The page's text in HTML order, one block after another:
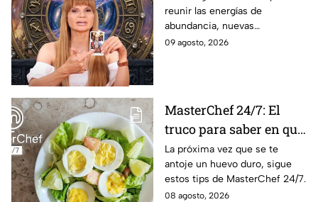
el dinero y el amor a
partir de hoy 9 de
agosto: los horóscopos
reunir las energías de
abundancia, nuevas
oportunidades, estabilidad
09 agosto, 2026
MasterChef 24/7: El
truco para saber en qué
momento está listo un
huevo cocido
La próxima vez que se te
antoje un huevo duro, sigue
estos tips de MasterChef 24/7.
08 agosto, 2026